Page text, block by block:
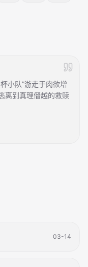
小队”游走于肉欲增
离到真理僭越的救赎
秩序，试图将一切
03-14